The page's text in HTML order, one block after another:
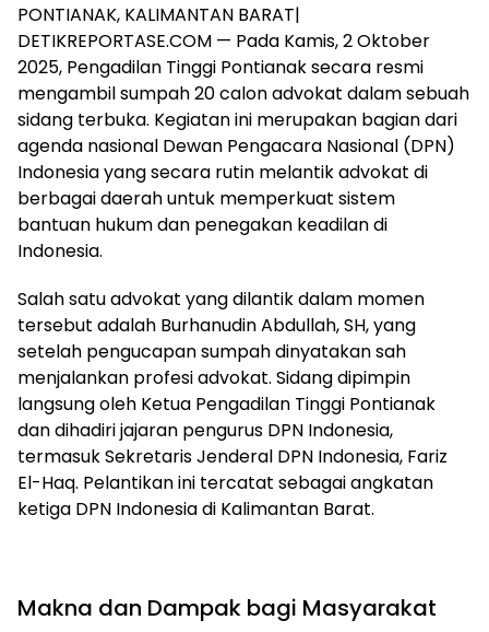
PONTIANAK, KALIMANTAN BARAT|
DETIKREPORTASE.COM — Pada Kamis, 2 Oktober
2025, Pengadilan Tinggi Pontianak secara resmi
mengambil sumpah 20 calon advokat dalam sebuah
sidang terbuka. Kegiatan ini merupakan bagian dari
agenda nasional Dewan Pengacara Nasional (DPN)
Indonesia yang secara rutin melantik advokat di
berbagai daerah untuk memperkuat sistem
bantuan hukum dan penegakan keadilan di
Indonesia.
Salah satu advokat yang dilantik dalam momen
tersebut adalah Burhanudin Abdullah, SH, yang
setelah pengucapan sumpah dinyatakan sah
menjalankan profesi advokat. Sidang dipimpin
langsung oleh Ketua Pengadilan Tinggi Pontianak
dan dihadiri jajaran pengurus DPN Indonesia,
termasuk Sekretaris Jenderal DPN Indonesia, Fariz
El-Haq. Pelantikan ini tercatat sebagai angkatan
ketiga DPN Indonesia di Kalimantan Barat.
Makna dan Dampak bagi Masyarakat